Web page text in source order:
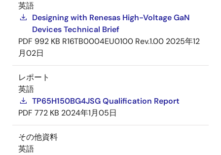
英語
Designing with Renesas High-Voltage GaN
Devices Technical Brief
PDF 992 KB R16TB0004EU0100 Rev.1.00 2025年12
月02日
レポート
英語
TP65H150BG4JSG Qualification Report
PDF 772 KB 2024年1月05日
その他資料
英語